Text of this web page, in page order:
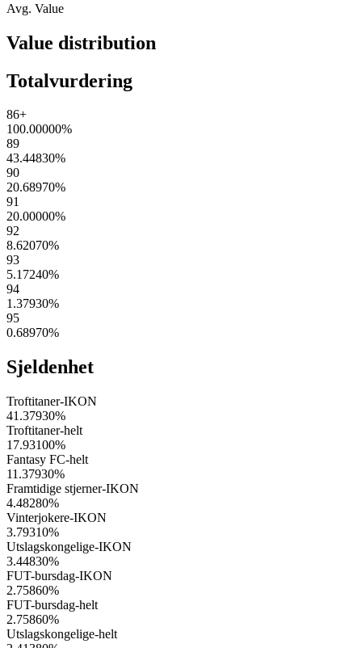
Avg. Value
Value distribution
Totalvurdering
86+
100.00000%
89
43.44830%
90
20.68970%
91
20.00000%
92
8.62070%
93
5.17240%
94
1.37930%
95
0.68970%
Sjeldenhet
Troftitaner-IKON
41.37930%
Troftitaner-helt
17.93100%
Fantasy FC-helt
11.37930%
Framtidige stjerner-IKON
4.48280%
Vinterjokere-IKON
3.79310%
Utslagskongelige-IKON
3.44830%
FUT-bursdag-IKON
2.75860%
FUT-bursdag-helt
2.75860%
Utslagskongelige-helt